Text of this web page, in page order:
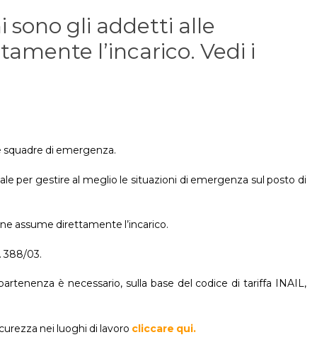
sono gli addetti alle
l’incarico. Vedi i
di emergenza.
per gestire al meglio le situazioni di emergenza sul posto di
assume direttamente l’incarico.
388/03.
è necessario, sulla base del codice di tariffa INAIL,
nei luoghi di lavoro cliccare qui.